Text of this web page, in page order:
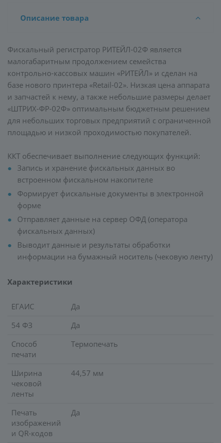
Описание товара
Фискальный регистратор РИТЕЙЛ-02Ф является
малогабаритным продолжением семейства
контрольно-кассовых машин «РИТЕЙЛ» и сделан на
базе нового принтера «Retail-02». Низкая цена аппарата
и запчастей к нему, а также небольшие размеры делает
«ШТРИХ-ФР-02Ф» оптимальным бюджетным решением
для небольших торговых предприятий с ограниченной
площадью и низкой проходимостью покупателей.
ККТ обеспечивает выполнение следующих функций:
Запись и хранение фискальных данных во
встроенном фискальном накопителе
Формирует фискальные документы в электронной
форме
Отправляет данные на сервер ОФД (оператора
фискальных данных)
Выводит данные и результаты обработки
информации на бумажный носитель (чековую ленту)
Характеристики
ЕГАИС
Да
54 ФЗ
Да
Способ
печати
Термопечать
Ширина
чековой
ленты
44,57 мм
Печать
изображений
и QR-кодов
Да